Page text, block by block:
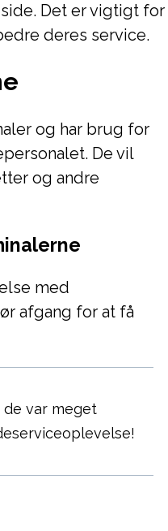
Det er vigtigt for
deres service.
og har brug for
De vil
og andre
med
afgang for at få
var meget